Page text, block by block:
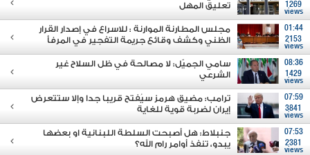
1269
views
تعليق المهل
01:44
2153
views
مجلس المطارنة الموارنة : للاسراع في إصدار القرار
الظني وكشف وقائع جريمة التفجير في المرفأ
08:36
1429
views
سامي الجميّل: لا مصالحة في ظل السلاح غير
الشرعي
07:59
3841
views
ترامب: مضيق هرمز سيُفتح قريبا جدا وإلا ستتعرض
إيران لضربة قوية للغاية
07:53
2381
views
جنبلاط: هل أصبحت السلطة اللبنانية او بعضها
يبدو، تنفذ أوامر رام الله؟